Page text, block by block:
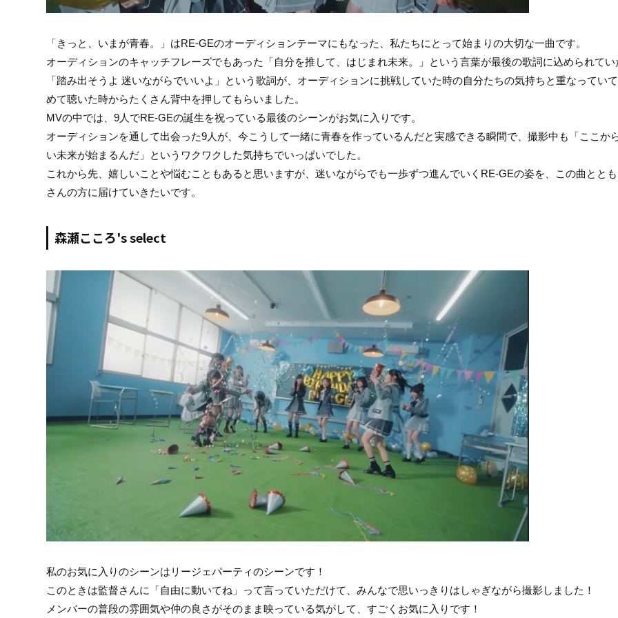
「きっと、いまが青春。」はRE-GEのオーディションテーマにもなった、私たちにとって始まりの大切な一曲です。
オーディションのキャッチフレーズでもあった「自分を推して、はじまれ未来。」という言葉が最後の歌詞に込められてい
「踏み出そうよ 迷いながらでいいよ」という歌詞が、オーディションに挑戦していた時の自分たちの気持ちと重なってい
めて聴いた時からたくさん背中を押してもらいました。
MVの中では、9人でRE-GEの誕生を祝っている最後のシーンがお気に入りです。
オーディションを通して出会った9人が、今こうして一緒に青春を作っているんだと実感できる瞬間で、撮影中も「ここか
い未来が始まるんだ」というワクワクした気持ちでいっぱいでした。
これから先、嬉しいことや悩むこともあると思いますが、迷いながらでも一歩ずつ進んでいくRE-GEの姿を、この曲ととも
さんの方に届けていきたいです。
森瀬こころ's select
私のお気に入りのシーンはリージェパーティのシーンです！
このときは監督さんに「自由に動いてね」って言っていただけて、みんなで思いっきりはしゃぎながら撮影しました！
メンバーの普段の雰囲気や仲の良さがそのまま映っている気がして、すごくお気に入りです！